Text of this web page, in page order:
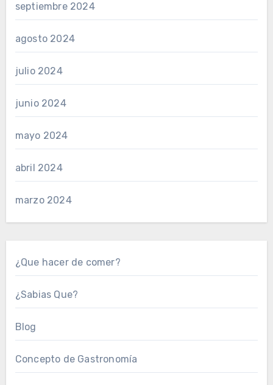
septiembre 2024
agosto 2024
julio 2024
junio 2024
mayo 2024
abril 2024
marzo 2024
¿Que hacer de comer?
¿Sabias Que?
Blog
Concepto de Gastronomía